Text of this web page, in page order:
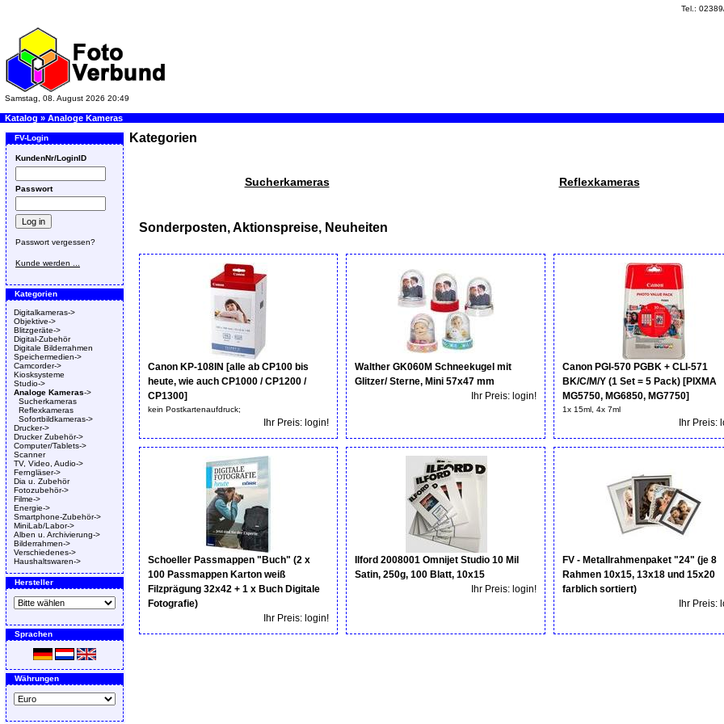
Tel.:
Samstag, 08. August 2026 20:49
Katalog » Analoge Kameras
FV-Login
KundenNr/LoginID
Passwort
Passwort vergessen?
Kunde werden ...
Kategorien
Digitalkameras->
Objektive->
Blitzgeräte->
Digital-Zubehör
Digitale Bilderrahmen
Speichermedien->
Camcorder->
Kiosksysteme
Studio->
Analoge Kameras->
Sucherkameras
Reflexkameras
Sofortbildkameras->
Drucker->
Drucker Zubehör->
Computer/Tablets->
Scanner
TV, Video, Audio->
Ferngläser->
Dia u. Zubehör
Fotozubehör->
Filme->
Energie->
Smartphone-Zubehör->
MiniLab/Labor->
Alben u. Archivierung->
Bilderrahmen->
Verschiedenes->
Haushaltswaren->
Hersteller
Sprachen
Währungen
Kategorien
Sucherkameras Reflexkameras
Sonderposten, Aktionspreise, Neuheiten
Canon KP-108IN [alle ab CP100 bis
heute, wie auch CP1000 / CP1200 /
CP1300]
kein Postkartenaufdruck;
Ihr Preis: login!
Walther GK060M Schneekugel mit
Glitzer/ Sterne, Mini 57x47 mm
Ihr Preis: login!
Canon PGI-570 PGBK + CLI-571
BK/C/M/Y (1 Set = 5 Pack) [PIXMA
MG5750, MG6850, MG7750]
1x 15ml, 4x 7ml
Ihr Preis:
Schoeller Passmappen "Buch" (2 x
100 Passmappen Karton weiß
Filzprägung 32x42 + 1 x Buch Digitale
Fotografie)
Ihr Preis: login!
Ilford 2008001 Omnijet Studio 10 Mil
Satin, 250g, 100 Blatt, 10x15
Ihr Preis: login!
FV - Metallrahmenpaket "24" (je 8
Rahmen 10x15, 13x18 und 15x20
farblich sortiert)
Ihr Preis: